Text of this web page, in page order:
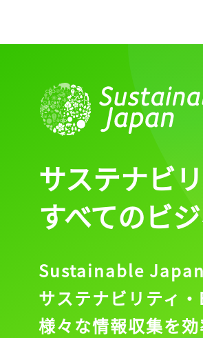
サステナビ
すべてのビ
Sustainable Japan
サステナビリティ・
様々な情報収集を